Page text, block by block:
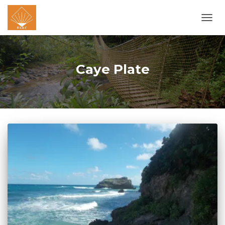
LA
Caye Plate